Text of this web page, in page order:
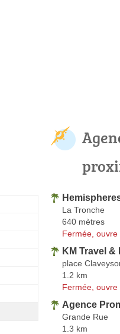
La Tronche
640 mètres
Fermée,
KM Travel &
place
1.2 km
Fermée,
Agence
Grande Rue
1.3 km